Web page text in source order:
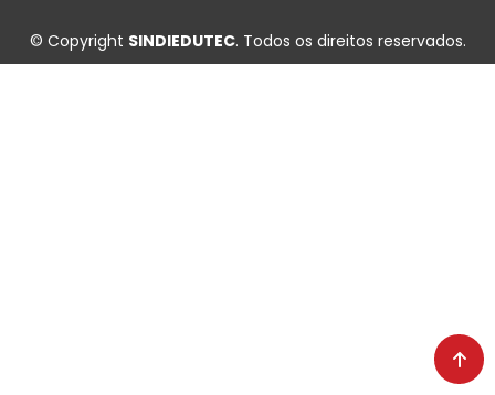
© Copyright SINDIEDUTEC. Todos os direitos reservados.